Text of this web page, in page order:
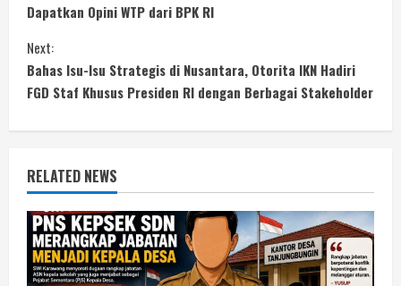
o
n
t
i
n
u
e
R
Dapatkan Opini WTP dari BPK RI
Next:
Bahas Isu-Isu Strategis di Nusantara, Otorita IKN Hadiri
FGD Staf Khusus Presiden RI dengan Berbagai Stakeholder
RELATED NEWS